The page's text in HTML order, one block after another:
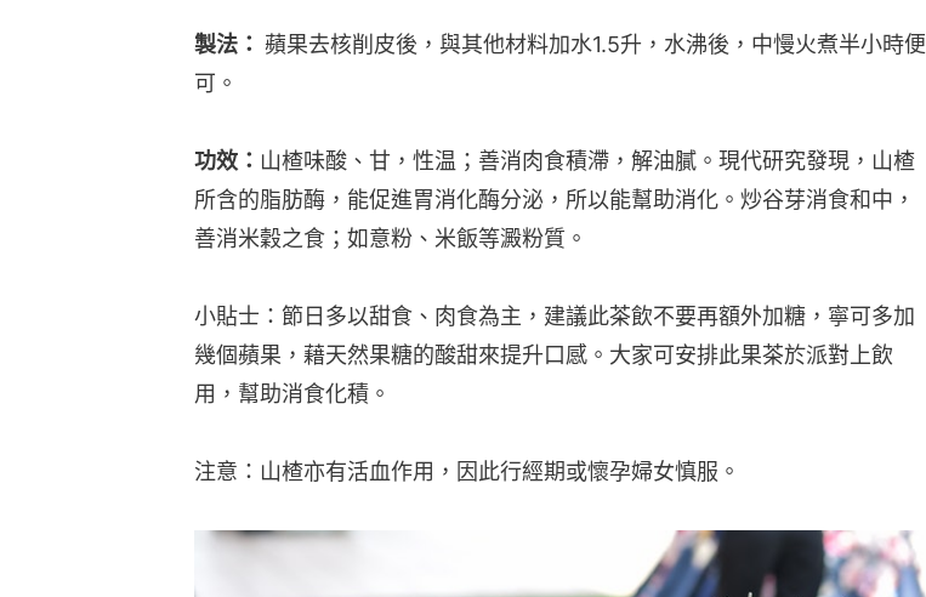
製法： 蘋果去核削皮後，與其他材料加水1.5升，水沸後，中慢火煮半小時便
可。
功效： 山楂味酸、甘，性温；善消肉食積滯，解油膩。現代研究發現，山楂
所含的脂肪酶，能促進胃消化酶分泌，所以能幫助消化。炒谷芽消食和中，
善消米穀之食；如意粉、米飯等澱粉質。
小貼士：節日多以甜食、肉食為主，建議此茶飲不要再額外加糖，寧可多加
幾個蘋果，藉天然果糖的酸甜來提升口感。大家可安排此果茶於派對上飲
用，幫助消食化積。
注意：山楂亦有活血作用，因此行經期或懷孕婦女慎服。